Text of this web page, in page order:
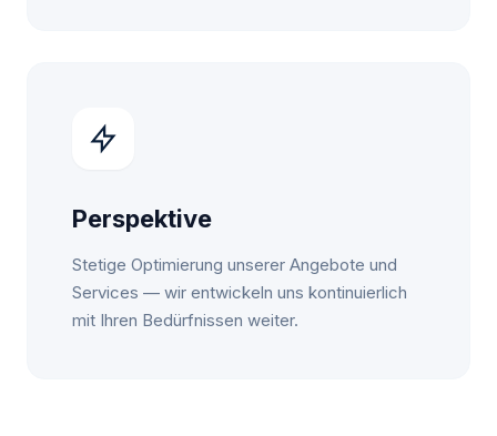
Perspektive
Stetige Optimierung unserer Angebote und
Services — wir entwickeln uns kontinuierlich
mit Ihren Bedürfnissen weiter.